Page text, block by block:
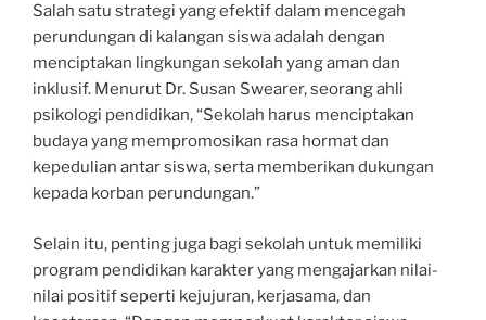
Salah satu strategi yang efektif dalam mencegah
perundungan di kalangan siswa adalah dengan
menciptakan lingkungan sekolah yang aman dan
inklusif. Menurut Dr. Susan Swearer, seorang ahli
psikologi pendidikan, “Sekolah harus menciptakan
budaya yang mempromosikan rasa hormat dan
kepedulian antar siswa, serta memberikan dukungan
kepada korban perundungan.”
Selain itu, penting juga bagi sekolah untuk memiliki
program pendidikan karakter yang mengajarkan nilai-
nilai positif seperti kejujuran, kerjasama, dan